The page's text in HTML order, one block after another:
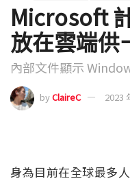
Microsoft
放在雲端供
內部文件顯示
byClaireC 2023
身為目前在全球最多